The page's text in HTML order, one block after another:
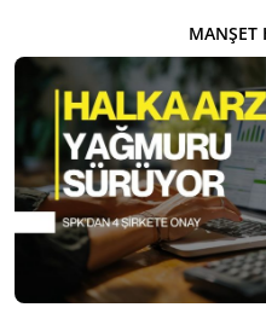
MANŞET